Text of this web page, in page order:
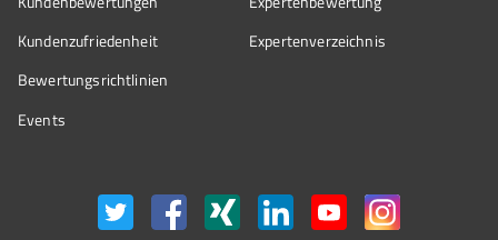
Kundenzufriedenheit
Bewertungs­richtlinien
Events
Expertenverzeichnis